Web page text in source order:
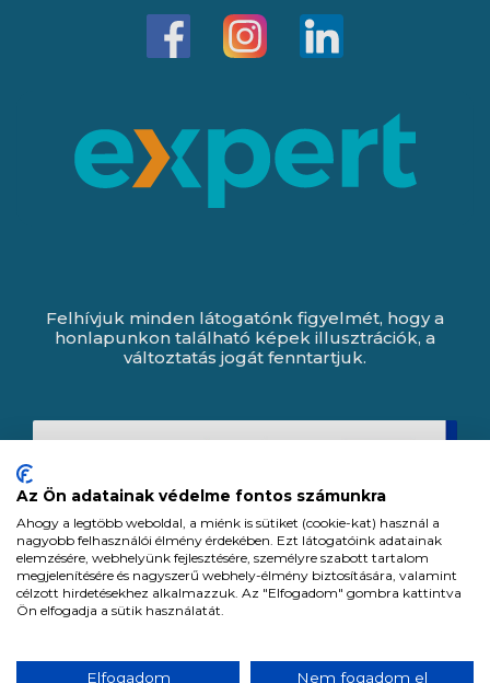
Felhívjuk minden látogatónk figyelmét, hogy a
honlapunkon található képek illusztrációk, a
változtatás jogát fenntartjuk.
Az Ön adatainak védelme fontos számunkra
Ahogy a legtöbb weboldal, a miénk is sütiket (cookie-kat) használ a
nagyobb felhasználói élmény érdekében. Ezt látogatóink adatainak
elemzésére, webhelyünk fejlesztésére, személyre szabott tartalom
megjelenítésére és nagyszerű webhely-élmény biztosítására, valamint
célzott hirdetésekhez alkalmazzuk. Az "Elfogadom" gombra kattintva
Ön elfogadja a sütik használatát.
Elfogadom Nem fogadom el